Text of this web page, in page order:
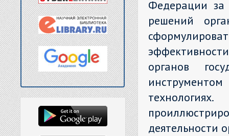
Федерации
решений
органов
деятельности